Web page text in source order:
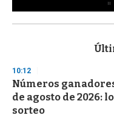
s
d
s
o
f
3
10:12
Números
de agosto de 2026:
sorteo